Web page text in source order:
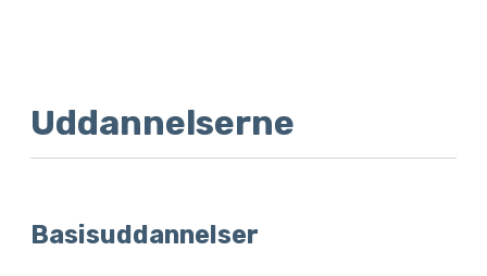
Uddannelserne
Basisuddannelser